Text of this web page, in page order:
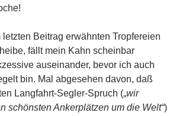
Beitrag erwähnten Tropfereien
fällt mein Kahn scheinbar
auseinander, bevor ich auch
bin. Mal abgesehen davon, daß
Langfahrt-Segler-Spruch („wir
schönsten Ankerplätzen um die Welt“)